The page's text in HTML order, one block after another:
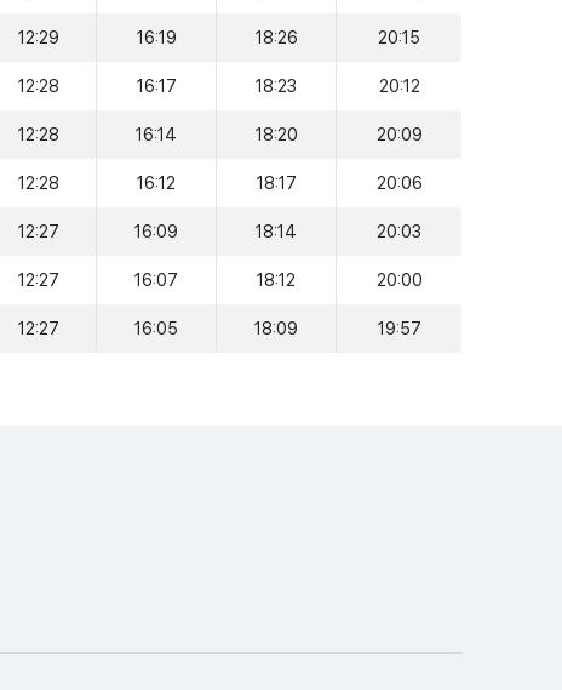
12:29 16:19 18:26 20:15
12:28 16:17 18:23 20:12
12:28 16:14 18:20 20:09
12:28 16:12 18:17 20:06
12:27 16:09 18:14 20:03
12:27 16:07 18:12 20:00
12:27 16:05 18:09 19:57